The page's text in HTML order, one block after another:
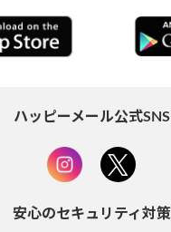
ハッピーメール公式SNS
安心のセキュリティ対策